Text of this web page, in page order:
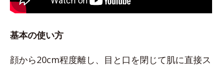
基本の使い方
顔から20cm程度離し、目と口を閉じて肌に直接ス